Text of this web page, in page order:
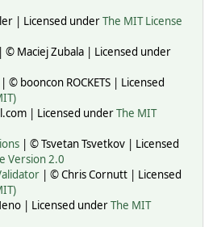
| Licensed underThe MIT License
| © Maciej Zubala | Licensed under
| © booncon ROCKETS | Licensed
| Licensed underThe MIT
| © Tsvetan Tsvetkov | Licensed
Version 2.0
| © Chris Cornutt | Licensed
| Licensed underThe MIT